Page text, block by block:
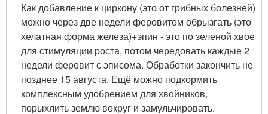
Как добавление к циркону (это от грибных болезней)
можно через две недели феровитом обрызгать (это
хелатная форма железа)+эпин - это по зеленой хвое
для стимуляции роста, потом чередовать каждые 2
недели феровит с эписома. Обработки закончить не
позднее 15 августа. Ещё можно подкормить
комплексным удобрением для хвойников,
порыхлить землю вокруг и замульчировать.